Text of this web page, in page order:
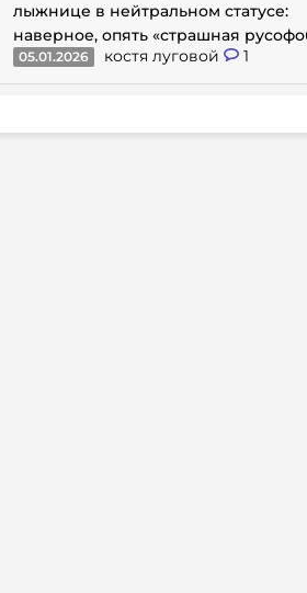
лыжнице в нейтральном статусе:
наверное, опять «страшная
05.01.2026 костя луговой 1